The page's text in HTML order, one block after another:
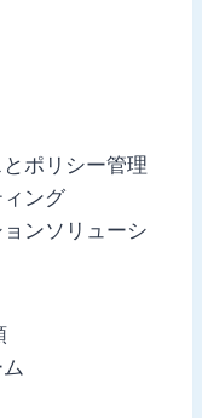
ポリシー管理
ング
ンソリューシ